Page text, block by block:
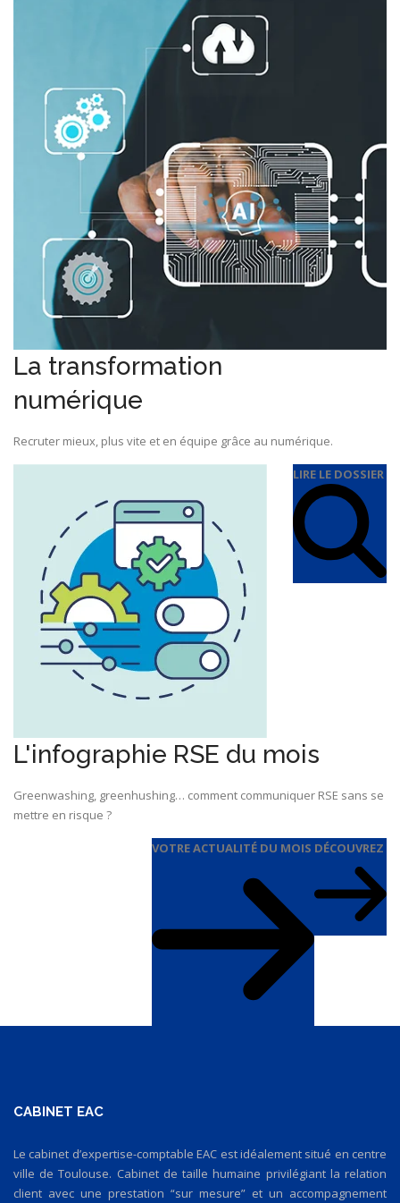
La transformation
numérique
Recruter mieux, plus vite et en équipe grâce au numérique.
LIRE LE DOSSIER
L'infographie RSE du mois
Greenwashing, greenhushing… comment communiquer RSE sans se
mettre en risque ?
DÉCOUVREZ
VOTRE ACTUALITÉ DU MOIS
CABINET EAC
Le cabinet d’expertise-comptable EAC est idéalement situé en centre
ville de Toulouse. Cabinet de taille humaine privilégiant la relation
client avec une prestation “sur mesure” et un accompagnement